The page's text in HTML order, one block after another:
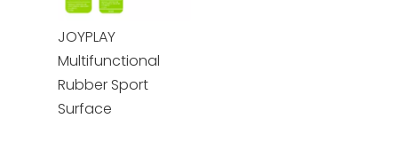
JOYPLAY
Multifunctional
Rubber Sport
Surface